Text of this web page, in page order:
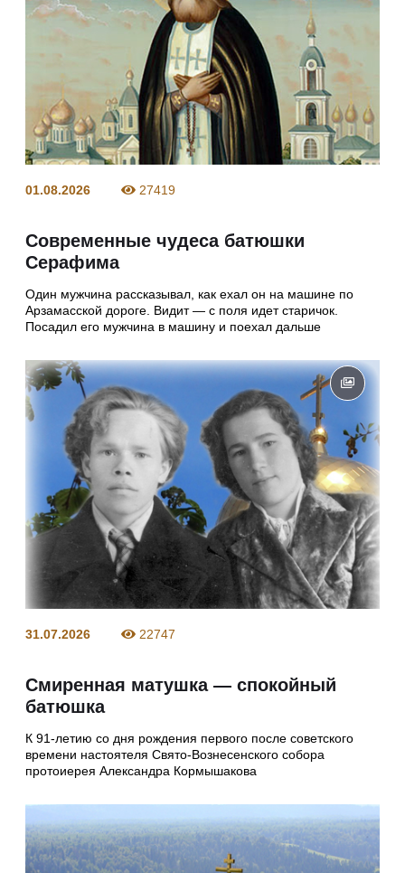
01.08.2026 27419
Современные чудеса батюшки
Серафима
Один мужчина рассказывал, как ехал он на машине по
Арзамасской дороге. Видит — с поля идет старичок.
Посадил его мужчина в машину и поехал дальше
31.07.2026 22747
Смиренная матушка — спокойный
батюшка
К 91-летию со дня рождения первого после советского
времени настоятеля Свято-Вознесенского собора ​​​​​​​
протоиерея Александра Кормышакова